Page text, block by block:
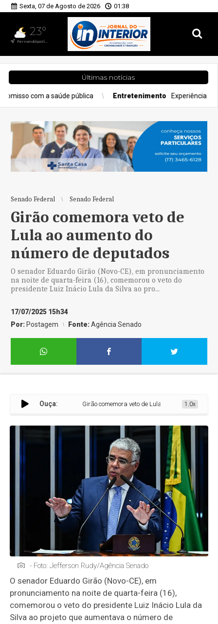
Sexta, 07 de Agosto de 2026 01:38
23°
Fernandópolis, SP
Últimas notícias
pública Entretenimento Experiência gastronômica
Senado Federal Senado Federal
Girão comemora veto de
Lula ao aumento do
número de deputados
O senador Eduardo Girão (Novo-CE), em pronunciamento
na noite de quarta-feira (16), comemorou o veto do
presidente Luiz Inácio Lula da Silva ao pro...
17/07/2025 15h34
Por: Postagem Fonte:Agência Senado
Ouça: Girão comemora veto de Lula ao aumento do número
1.0x
- Foto: Jefferson Rudy/Agência Senado
O senador Eduardo Girão (Novo-CE), em
pronunciamento na noite de quarta-feira (16),
comemorou o veto do presidente Luiz Inácio Lula da
Silva ao projeto que aumentava o número de